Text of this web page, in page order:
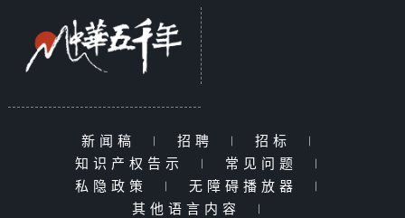
新闻稿 | 招聘 | 招标
|
知识产权告示
| 常见问题
|
私隐政策
| 无障碍播放器
|
其他语言内容
|